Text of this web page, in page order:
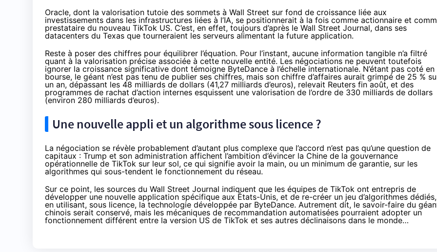
Oracle, dont la valorisation tutoie des sommets à Wall Street sur fond de croissance liée aux
investissements dans les infrastructures liées à l’IA, se positionnerait à la fois comme actionnaire et
prestataire du nouveau TikTok US. C’est, en effet, toujours d’après le Wall Street Journal, dans ses
datacenters du Texas que tourneraient les serveurs alimentant la future application.
Reste à poser des chiffres pour équilibrer l’équation. Pour l’instant, aucune information tangible n’a filtré
quant à la valorisation précise associée à cette nouvelle entité. Les négociations ne peuvent toutefois
ignorer la croissance significative dont témoigne ByteDance à l’échelle internationale. N’étant pas coté en
bourse, le géant n’est pas tenu de publier ses chiffres, mais son chiffre d’affaires aurait grimpé de 25 %
un an, dépassant les 48 milliards de dollars (41,27 milliards d’euros), relevait Reuters fin août, et des
programmes de rachat d’action internes esquissent une valorisation de l’ordre de 330 milliards de dollars
(environ 280 milliards d’euros).
Une nouvelle appli et un algorithme sous licence ?
La négociation se révèle probablement d’autant plus complexe que l’accord n’est pas qu’une question de
capitaux : Trump et son administration affichent l’ambition d’évincer la Chine de la gouvernance
opérationnelle de TikTok sur leur sol, ce qui signifie avoir la main, ou un minimum de garantie, sur les
algorithmes qui sous-tendent le fonctionnement du réseau.
Sur ce point, les sources du Wall Street Journal indiquent que les équipes de TikTok ont entrepris de
développer une nouvelle application spécifique aux États-Unis, et de re-créer un jeu d’algorithmes dédiés,
en utilisant, sous licence, la technologie développée par ByteDance. Autrement dit, le savoir-faire du
chinois serait conservé, mais les mécaniques de recommandation automatisées pourraient adopter un
fonctionnement différent entre la version US de TikTok et ses autres déclinaisons dans le monde…